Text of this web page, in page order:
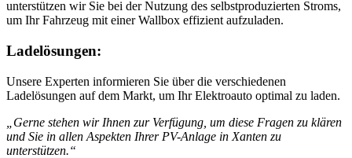
unterstützen wir Sie bei der Nutzung des selbstproduzierten Stroms,
um Ihr Fahrzeug mit einer Wallbox effizient aufzuladen.
Ladelösungen:
Unsere Experten informieren Sie über die verschiedenen
Ladelösungen auf dem Markt, um Ihr Elektroauto optimal zu laden.
„Gerne stehen wir Ihnen zur Verfügung, um diese Fragen zu klären
und Sie in allen Aspekten Ihrer PV-Anlage in Xanten zu
unterstützen.“